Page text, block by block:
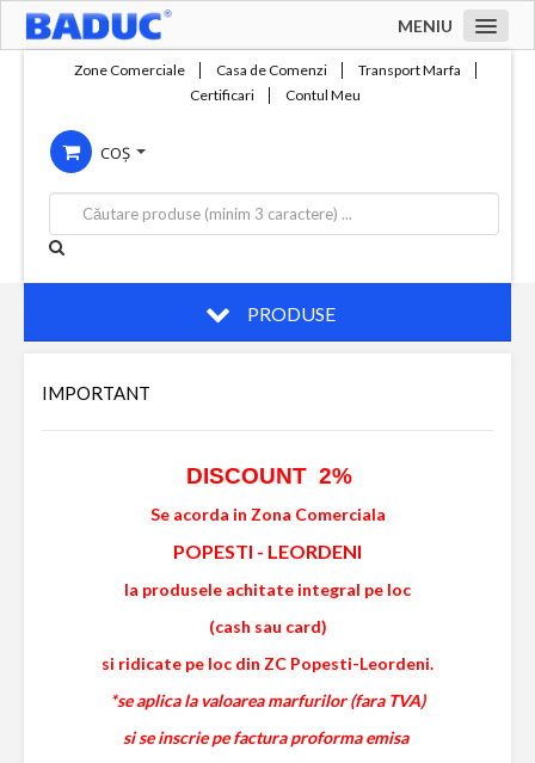
MENIU
Compania
Servicii
Productie
Contact
Zone Comerciale Casa de Comenzi
Transport Marfa
Certificari
Contul Meu
COȘ
PRODUSE
IMPORTANT
DISCOUNT 2%
Se acorda in Zona Comerciala
POPESTI - LEORDENI
la produsele achitate integral pe loc
(cash sau card)
si ridicate pe loc din ZC Popesti-Leordeni.
*se aplica la valoarea marfurilor (fara TVA)
si se inscrie pe factura proforma emisa